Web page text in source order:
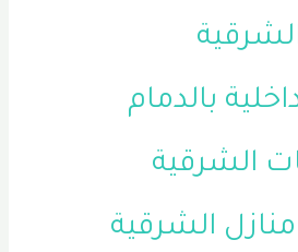
بالدمام
الشرقية
الشرقية